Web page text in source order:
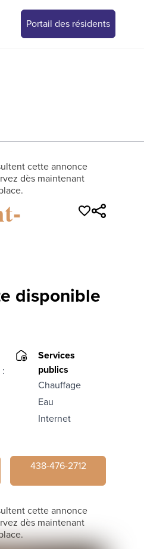
Portail des résidents
0/0
cette annonce
dès maintenant
disponible
Services
publics
Chauffage
Eau
Internet
438-476-2712
cette annonce
dès maintenant